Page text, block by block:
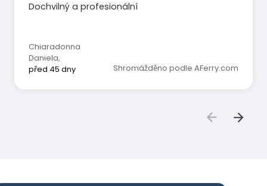
Dochvilný a profesionální
Chiaradonna
Daniela,
před 45 dny
Shromážděno podle AFerry.com